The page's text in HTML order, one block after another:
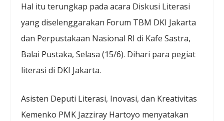
Hal itu terungkap pada acara Diskusi Literasi
yang diselenggarakan Forum TBM DKI Jakarta
dan Perpustakaan Nasional RI di Kafe Sastra,
Balai Pustaka, Selasa (15/6). Dihari para pegiat
literasi di DKI Jakarta.
Asisten Deputi Literasi, Inovasi, dan Kreativitas
Kemenko PMK Jazziray Hartoyo menyatakan